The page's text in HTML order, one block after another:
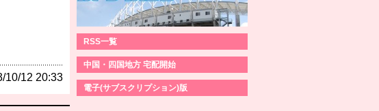
10/12 20:33
RSS一覧
中国・四国地方 宅配開始
電子(サブスクリプション)版